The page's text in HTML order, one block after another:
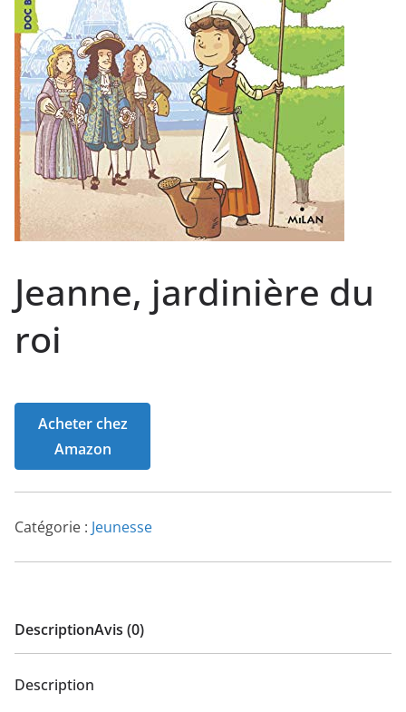
Jeanne, jardinière du
roi
Acheter chez
Amazon
Catégorie : Jeunesse
DescriptionAvis (0)
Description